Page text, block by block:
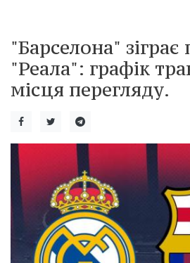
"Барселона" зіграє
"Реала": графік
місця перегляду.